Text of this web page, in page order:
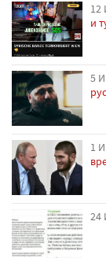
12
и
5
1
24